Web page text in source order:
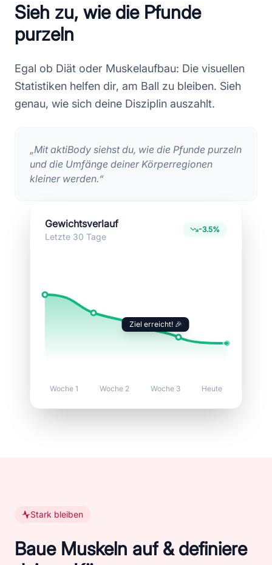
Sieh zu, wie die Pfunde
purzeln
Egal ob Diät oder Muskelaufbau: Die visuellen
Statistiken helfen dir, am Ball zu bleiben. Sieh
genau, wie sich deine Disziplin auszahlt.
„Mit aktiBody siehst du, wie die Pfunde purzeln
und die Umfänge deiner Körperregionen
kleiner werden.“
Gewichtsverlauf
Letzte 30 Tage
-3.5%
Woche 1 Woche 2 Woche 3 Heute
Ziel erreicht! 🎉
Stark bleiben
Baue Muskeln auf & definiere